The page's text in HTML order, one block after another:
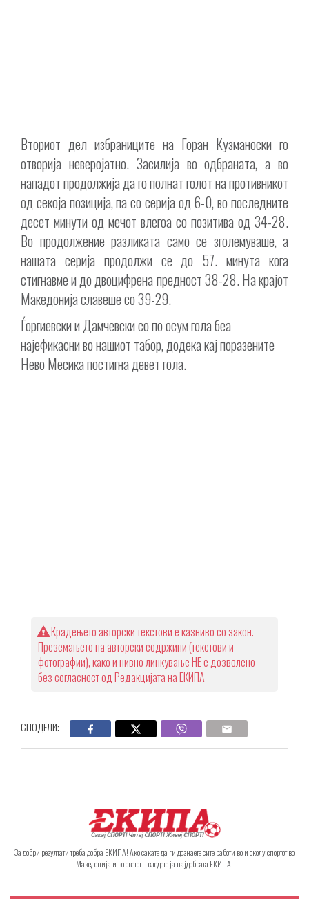
Вториот дел избраниците на Горан Кузманоски го
отворија неверојатно. Засилија во одбраната, а во
нападот продолжија да го полнат голот на противникот
од секоја позиција, па со серија од 6-0, во последните
десет минути од мечот влегоа со позитива од 34-28.
Во продолжение разликата само се зголемуваше, а
нашата серија продолжи се до 57. минута кога
стигнавме и до двоцифрена предност 38-28. На крајот
Македонија славеше со 39-29.
Ѓоргиевски и Дамчевски со по осум гола беа
најефикасни во нашиот табор, додека кај поразените
Нево Месика постигна девет гола.
Крадењето авторски текстови е казниво со закон.
Преземањето на авторски содржини (текстови и
фотографии), како и нивно линкување НЕ е дозволено
без согласност од Редакцијата на ЕКИПА
СПОДЕЛИ:
За добри резултати треба добра ЕКИПА! Ако сакате да ги дознаете сите работи во и околу спортот во
Македонија и во светот – следете ја најдобрата ЕКИПА!